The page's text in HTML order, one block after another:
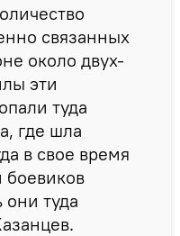
связанных
около двух-
эти
туда
где шла
в свое время
они туда